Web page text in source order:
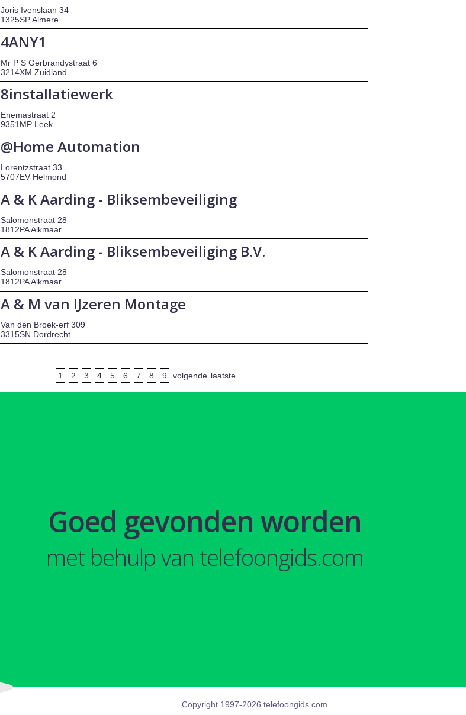
Joris Ivenslaan 34
1325SP Almere
4ANY1
Mr P S Gerbrandystraat 6
3214XM Zuidland
8installatiewerk
Enemastraat 2
9351MP Leek
@Home Automation
Lorentzstraat 33
5707EV Helmond
A & K Aarding - Bliksembeveiliging
Salomonstraat 28
1812PA Alkmaar
A & K Aarding - Bliksembeveiliging B.V.
Salomonstraat 28
1812PA Alkmaar
A & M van IJzeren Montage
Van den Broek-erf 309
3315SN Dordrecht
1 2 3 4 5 6 7 8 9 volgende laatste
Goed gevonden worden
met behulp van telefoongids.com
Copyright 1997-2026 telefoongids.com